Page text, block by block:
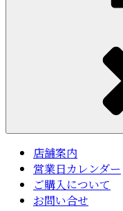
店舗案内
営業日カレンダー
ご購入について
お問い合せ